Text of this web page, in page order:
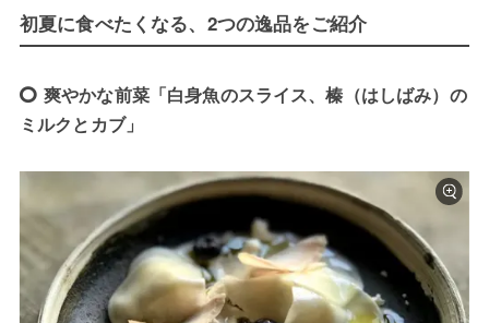
初夏に食べたくなる、2つの逸品をご紹介
爽やかな前菜「白身魚のスライス、榛（はしばみ）の
ミルクとカブ」